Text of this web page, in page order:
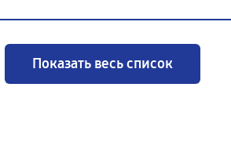
Показать весь список